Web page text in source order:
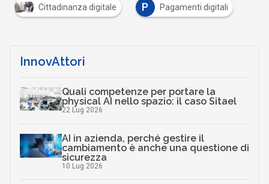
Cittadinanza digitale P Pagamenti digitali
InnovAttori
Quali competenze per portare la
physical AI nello spazio: il caso Sitael
22 Lug 2026
AI in azienda, perché gestire il
cambiamento è anche una questione di
sicurezza
10 Lug 2026